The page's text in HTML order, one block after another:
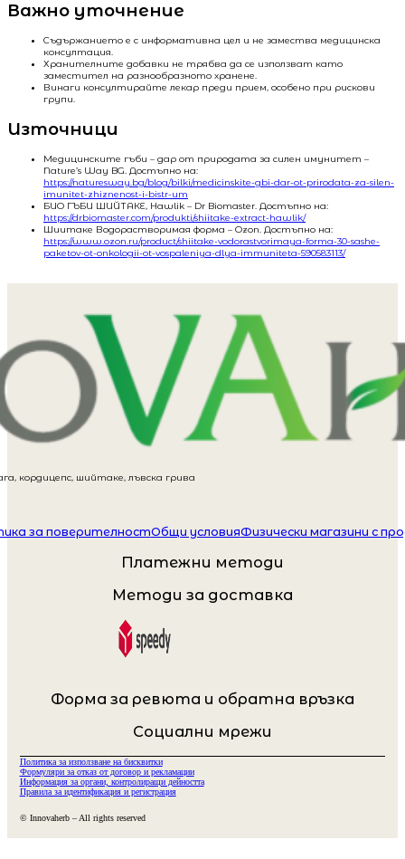
Важно уточнение
Съдържанието е с информативна цел и не замества медицинска
консултация.
Хранителните добавки не трябва да се използват като
заместител на разнообразното хранене.
Винаги консултирайте лекар преди прием, особено при рискови
групи.
Източници
Медицинските гъби – дар от природата за силен имунитет –
Nature’s Way BG. Достъпно на:
https://naturesway.bg/blog/bilki/medicinskite-gbi-dar-ot-prirodata-za-silen-
imunitet-zhiznenost-i-bistr-um
БИО ГЪБИ ШИЙТАКЕ, Hawlik – Dr Biomaster. Достъпно на:
https://drbiomaster.com/produkti/shiitake-extract-hawlik/
Шиитаке Водорастворимая форма – Ozon. Достъпно на:
https://www.ozon.ru/product/shiitake-vodorastvorimaya-forma-30-sashe-
paketov-ot-onkologii-ot-vospaleniya-dlya-immuniteta-590583113/
кордицепс, шийтаке, лъвска грива
за поверителностОбщи условияФизически магазини с
Платежни методи
Методи за доставка
Форма за ревюта и обратна връзка
Социални мрежи
Политика за използване на бисквитки
Формуляри за отказ от договор и рекламации
Информация за органи, контролиращи дейността
Правила за идентификация и регистрация
© Innovaherb – All rights reserved